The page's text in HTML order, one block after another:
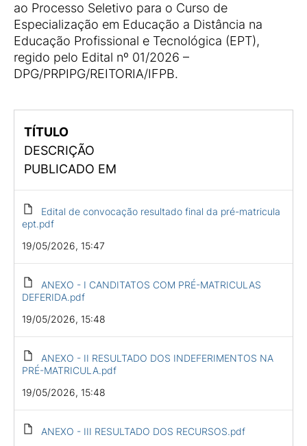
ao Processo Seletivo para o Curso de
Especialização em Educação a Distância na
Educação Profissional e Tecnológica (EPT),
regido pelo Edital nº 01/2026 –
DPG/PRPIPG/REITORIA/IFPB.
TÍTULO
DESCRIÇÃO
PUBLICADO EM
Edital de convocação resultado final da pré-matricula
ept.pdf
19/05/2026, 15:47
ANEXO - I CANDITATOS COM PRÉ-MATRICULAS
DEFERIDA.pdf
19/05/2026, 15:48
ANEXO - II RESULTADO DOS INDEFERIMENTOS NA
PRÉ-MATRICULA.pdf
19/05/2026, 15:48
ANEXO - III RESULTADO DOS RECURSOS.pdf